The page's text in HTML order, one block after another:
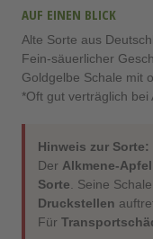
AUF EINEN BLICK
Alte Sorte aus
Fein-säuerlicher
Goldgelbe Schale mit
*Oft gut verträglich bei
Hinweis zur Sorte:
Der Alkmene-Apfel
Sorte. Seine
Druckstellen
Für